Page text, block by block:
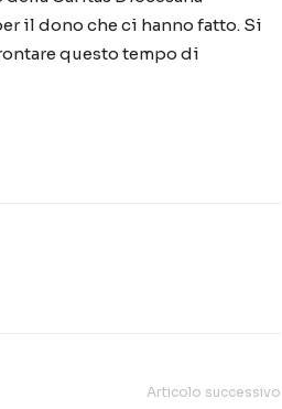
il dono che ci hanno fatto. Si
questo tempo di
Articolo successivo